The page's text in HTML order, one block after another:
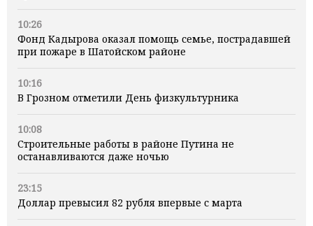
10:26
Фонд Кадырова оказал помощь семье, пострадавшей
при пожаре в Шатойском районе
10:16
В Грозном отметили День физкультурника
10:08
Строительные работы в районе Путина не
останавливаются даже ночью
23:15
Доллар превысил 82 рубля впервые с марта